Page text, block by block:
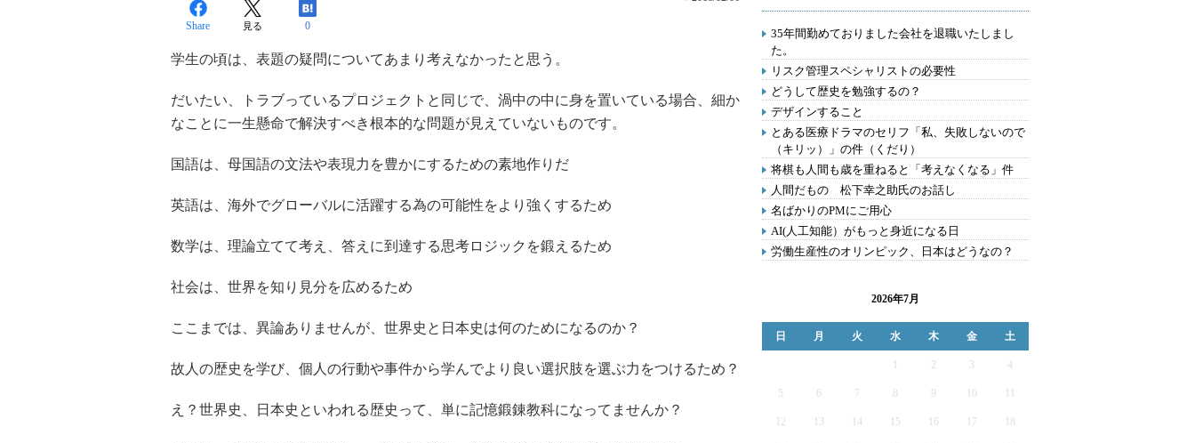
Share 見る 0
学生の頃は、表題の疑問についてあまり考えなかったと思う。
だいたい、トラブっているプロジェクトと同じで、渦中の中に身を置いている場合、細か
なことに一生懸命で解決すべき根本的な問題が見えていないものです。
国語は、母国語の文法や表現力を豊かにするための素地作りだ
英語は、海外でグローバルに活躍する為の可能性をより強くするため
数学は、理論立てて考え、答えに到達する思考ロジックを鍛えるため
社会は、世界を知り見分を広めるため
ここまでは、異論ありませんが、世界史と日本史は何のためになるのか？
故人の歴史を学び、個人の行動や事件から学んでより良い選択肢を選ぶ力をつけるため？
え？世界史、日本史といわれる歴史って、単に記憶鍛錬教科になってませんか？
35年間勤めておりました会社を退職いたしまし
た。
リスク管理スペシャリストの必要性
どうして歴史を勉強するの？
デザインすること
とある医療ドラマのセリフ「私、失敗しないので
（キリッ）」の件（くだり）
将棋も人間も歳を重ねると「考えなくなる」件
人間だもの 松下幸之助氏のお話し
名ばかりのPMにご用心
AI(人工知能）がもっと身近になる日
労働生産性のオリンピック、日本はどうなの？
2026年7月
日 月 火 水 木 金 土
2 3 4
5 6 7 9
12 13 14 15 16 17